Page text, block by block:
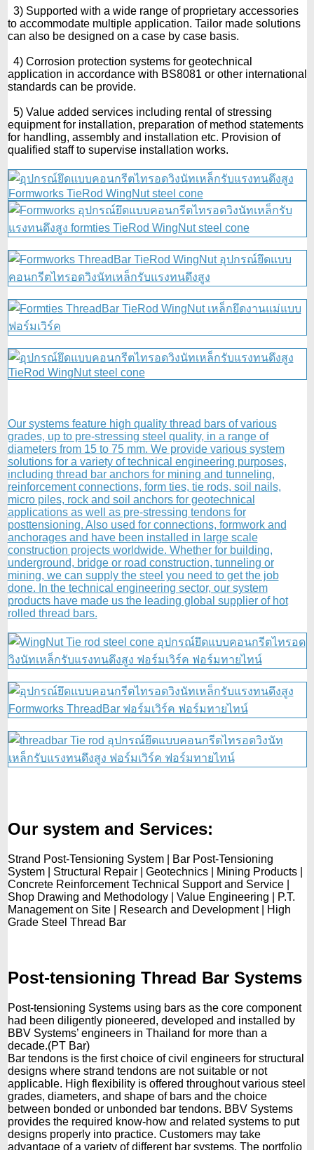
3) Supported with a wide range of proprietary accessories
to accommodate multiple application. Tailor made solutions
can also be designed on a case by case basis.
4) Corrosion protection systems for geotechnical
application in accordance with BS8081 or other international
standards can be provide.
5) Value added services including rental of stressing
equipment for installation, preparation of method statements
for handling, assembly and installation etc. Provision of
qualified staff to supervise installation works.
Our systems feature high quality thread bars of various
grades, up to pre-stressing steel quality, in a range of
diameters from 15 to 75 mm. We provide various system
solutions for a variety of technical engineering purposes,
including thread bar anchors for mining and tunneling,
reinforcement connections, form ties, tie rods, soil nails,
micro piles, rock and soil anchors for geotechnical
applications as well as pre-stressing tendons for
posttensioning. Also used for connections, formwork and
anchorages and have been installed in large scale
construction projects worldwide. Whether for building,
underground, bridge or road construction, tunneling or
mining, we can supply the steel you need to get the job
done. In the technical engineering sector, our system
products have made us the leading global supplier of hot
rolled thread bars.
Our system and Services:
Strand Post-Tensioning System | Bar Post-Tensioning
System | Structural Repair | Geotechnics | Mining Products |
Concrete Reinforcement Technical Support and Service |
Shop Drawing and Methodology | Value Engineering | P.T.
Management on Site | Research and Development | High
Grade Steel Thread Bar
Post-tensioning Thread Bar Systems
Post-tensioning Systems using bars as the core component
had been diligently pioneered, developed and installed by
BBV Systems’ engineers in Thailand for more than a
decade.(PT Bar)
Bar tendons is the first choice of civil engineers for structural
designs where strand tendons are not suitable or not
applicable. High flexibility is offered throughout various steel
grades, diameters, and shape of bars and the choice
between bonded or unbonded bar tendons. BBV Systems
provides the required know-how and related systems to put
designs properly into practice. Customers may take
advantage of a variety of different bar systems. The portfolio